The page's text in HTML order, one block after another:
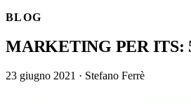
BLOG
MARKETING PER ITS:
23 giugno 2021 · Stefano Ferrè